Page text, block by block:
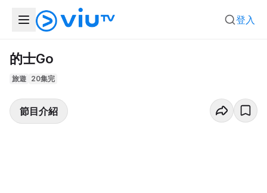
登入
的士Go
旅遊 20集完
節目介紹